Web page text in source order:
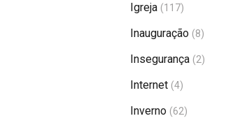
Igreja (117)
Inauguração (8)
Insegurança (2)
Internet (4)
Inverno (62)